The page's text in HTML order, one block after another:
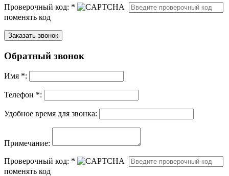
Проверочный код: *
поменять код
Обратный звонок
Имя *:
Телефон *:
Удобное время для звонка:
Примечание:
Проверочный код: *
поменять код